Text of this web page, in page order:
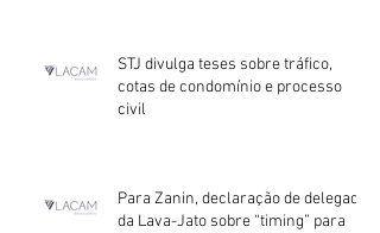
STJ divulga teses sobre tráfico,
cotas de condomínio e processo
civil
Para Zanin, declaração de delegado
da Lava-Jato sobre “timing” para